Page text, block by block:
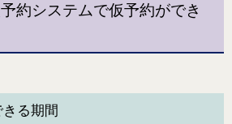
約システムで仮予約ができ
る期間